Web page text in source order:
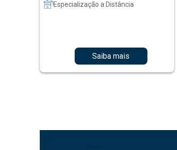
Especialização a Distância
Saiba mais